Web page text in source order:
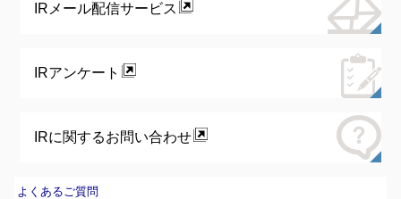
IRメール配信サービス
IRアンケート
IRに関するお問い合わせ
よくあるご質問